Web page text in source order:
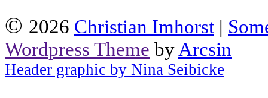
© 2026 Christian Imhorst |
Wordpress Theme byArcsin
Header graphic by Nina Seibicke